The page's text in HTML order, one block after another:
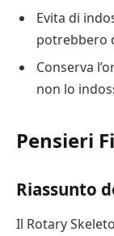
Evita di
potrebbero
Conserva
non lo
Pensieri
Riassunto
Il Rotary